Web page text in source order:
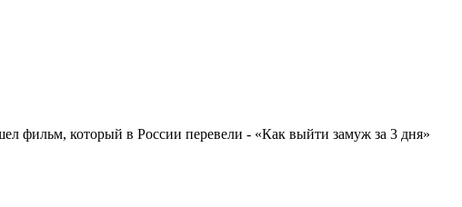
фильм, который в России перевели - «Как выйти замуж за 3 дня»